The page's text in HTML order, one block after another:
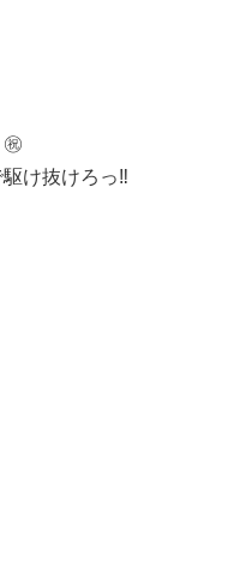
け抜けろっ‼️